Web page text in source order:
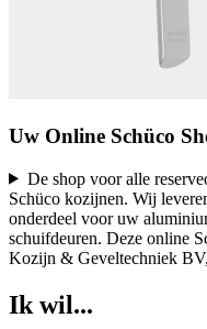
Uw Online Schüco
De shop voor alle
Schüco kozijnen. Wij
onderdeel voor uw
schuifdeuren. Deze online
Kozijn & Geveltechniek
Ik wil...